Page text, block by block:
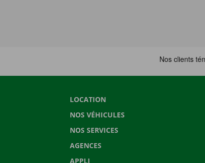
LOCATION
NOS VÉHICULES
NOS SERVICES
AGENCES
APPLI